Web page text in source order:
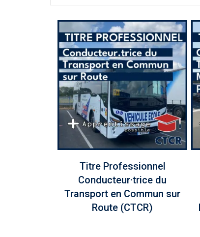
Titre Professionnel
Conducteur·trice du
Transport en Commun sur
Route (CTCR)